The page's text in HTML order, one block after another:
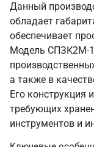
Данный
обладает
обеспечивает
Модель СПЗК2М-
а также в
Его конструкция
требующих
инструментов и